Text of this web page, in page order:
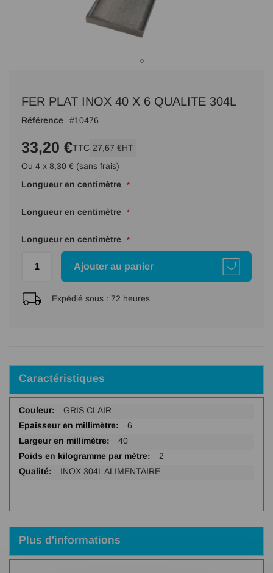
début
d’images
FER PLAT INOX 40 X 6 QUALITE 304L
Référence 10476
33,20 €TTC 27,67 €HT
Ou 4 x 8,30 € (sans frais)
Longueur en centimètre
Longueur en centimètre
Longueur en centimètre
Ajouter au panier
Expédié sous : 72 heures
Caractéristiques
Plus
d'infos
GRIS CLAIR
6
40
2
INOX 304L ALIMENTAIRE
Plus d'informations